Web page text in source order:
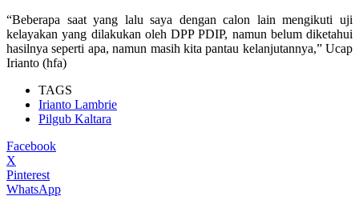
“Beberapa saat yang lalu saya dengan calon lain mengikuti uji
kelayakan yang dilakukan oleh DPP PDIP, namun belum diketahui
hasilnya seperti apa, namun masih kita pantau kelanjutannya,” Ucap
Irianto (hfa)
TAGS
Irianto Lambrie
Pilgub Kaltara
Facebook
X
Pinterest
WhatsApp